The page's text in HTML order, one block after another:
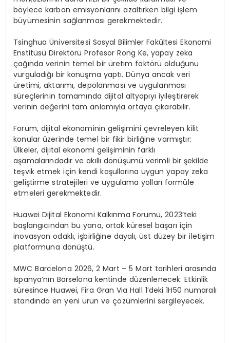
böylece karbon emisyonlarını azaltırken bilgi işlem
büyümesinin sağlanması gerekmektedir.
Tsinghua Üniversitesi Sosyal Bilimler Fakültesi Ekonomi
Enstitüsü Direktörü Profesör Rong Ke, yapay zeka
çağında verinin temel bir üretim faktörü olduğunu
vurguladığı bir konuşma yaptı. Dünya ancak veri
üretimi, aktarımı, depolanması ve uygulanması
süreçlerinin tamamında dijital altyapıyı iyileştirerek
verinin değerini tam anlamıyla ortaya çıkarabilir.
Forum, dijital ekonominin gelişimini çevreleyen kilit
konular üzerinde temel bir fikir birliğine varmıştır:
Ülkeler, dijital ekonomi gelişiminin farklı
aşamalarındadır ve akıllı dönüşümü verimli bir şekilde
teşvik etmek için kendi koşullarına uygun yapay zeka
geliştirme stratejileri ve uygulama yolları formüle
etmeleri gerekmektedir.
Huawei Dijital Ekonomi Kalkınma Forumu, 2023’teki
başlangıcından bu yana, ortak küresel başarı için
inovasyon odaklı, işbirliğine dayalı, üst düzey bir iletişim
platformuna dönüştü.
MWC Barcelona 2026, 2 Mart – 5 Mart tarihleri arasında
İspanya’nın Barselona kentinde düzenlenecek. Etkinlik
süresince Huawei, Fira Gran Via Hall 1’deki 1H50 numaralı
standında en yeni ürün ve çözümlerini sergileyecek.